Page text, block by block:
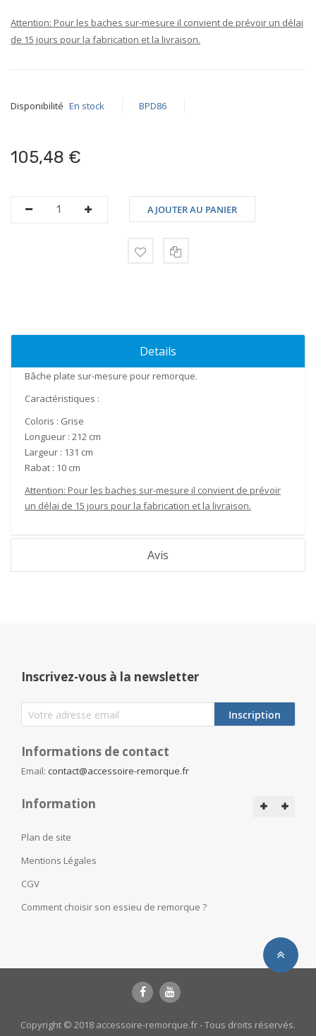
Attention: Pour les baches sur-mesure il convient de prévoir un délai
de 15 jours pour la fabrication et la livraison.
Disponibilité En stock BPD86
105,48 €
AJOUTER AU PANIER
Details
Bâche plate sur-mesure pour remorque.
Caractéristiques :
Coloris : Grise
Longueur : 212 cm
Largeur : 131 cm
Rabat : 10 cm
Attention: Pour les baches sur-mesure il convient de prévoir
un délai de 15 jours pour la fabrication et la livraison.
Avis
Inscrivez-vous à la newsletter
Inscription
Informations de contact
Email: contact@accessoire-remorque.fr
Information
Plan de site
Mentions Légales
CGV
Comment choisir son essieu de remorque ?
Copyright © 2018 accessoire-remorque.fr - Tous droits réservés.